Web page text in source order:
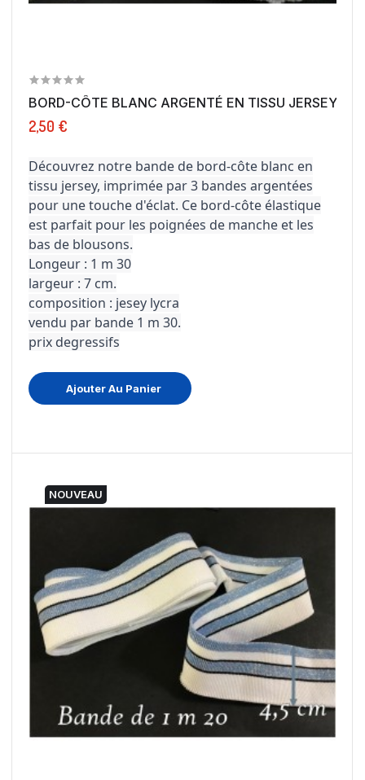
BORD-CÔTE BLANC ARGENTÉ EN TISSU JERSEY :
2,50 €
Découvrez notre bande de bord-côte blanc en
tissu jersey, imprimée par 3 bandes argentées
pour une touche d'éclat. Ce bord-côte élastique
est parfait pour les poignées de manche et les
bas de blousons.
Longeur : 1 m 30
largeur : 7 cm.
composition : jesey lycra
vendu par bande 1 m 30.
prix degressifs
Ajouter Au Panier
NOUVEAU